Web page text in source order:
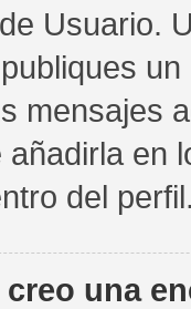
Usuario.
mensajes
añadirla en
del perfil.
una